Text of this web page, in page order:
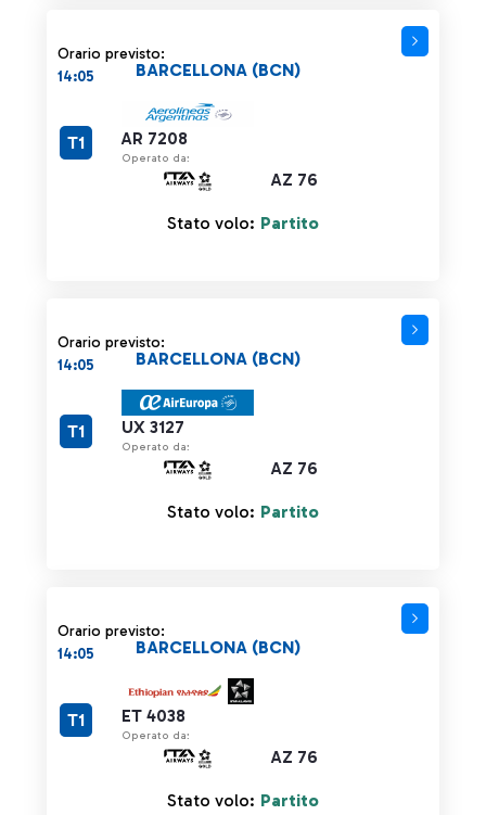
Orario previsto:
14:05
AR 7208
Operato da:
AZ 76
BARCELLONA (BCN)
T1
Stato volo: Partito
Orario previsto:
14:05
UX 3127
Operato da:
AZ 76
BARCELLONA (BCN)
T1
Stato volo: Partito
Orario previsto:
14:05
ET 4038
Operato da:
AZ 76
BARCELLONA (BCN)
T1
Stato volo: Partito